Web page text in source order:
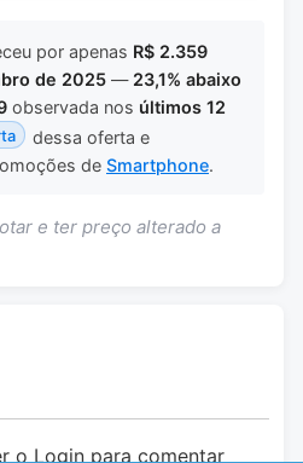
por apenas R$ 2.359
de 2025 — 23,1% abaixo
observada nos últimos 12
dessa oferta e
de Smartphone.
e ter preço alterado a
o Login para comentar